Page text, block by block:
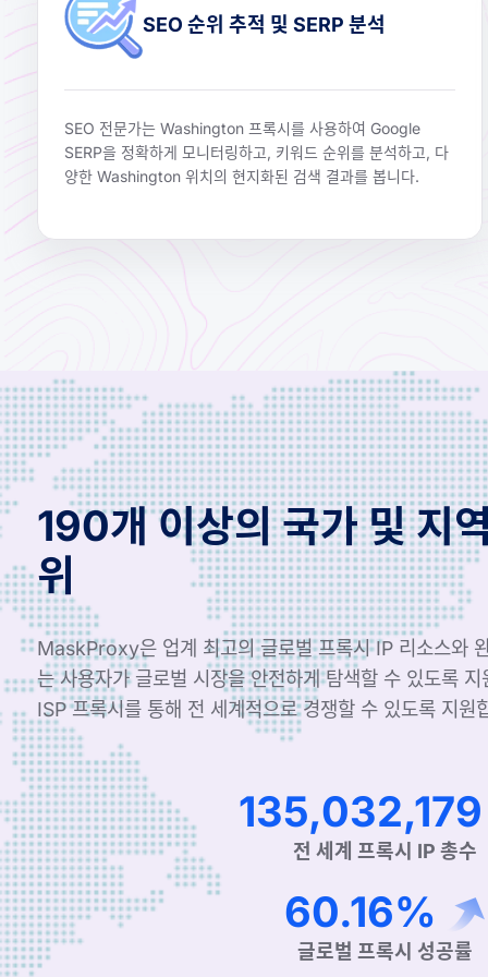
SEO 순위 추적 및 SERP 분석
SEO 전문가는 Washington 프록시를 사용하여 Google
SERP을 정확하게 모니터링하고, 키워드 순위를 분석하고, 다
양한 Washington 위치의 현지화된 검색 결과를 봅니다.
190개 이상의 국가 및 지
위
MaskProxy은 업계 최고의 글로벌 프록시 IP 리소스와
는 사용자가 글로벌 시장을 안전하게 탐색할 수 있도록
ISP 프록시를 통해 전 세계적으로 경쟁할 수 있도록 지원
224,199,539
전 세계 프록시 IP 총수
99.90%
글로벌 프록시 성공률